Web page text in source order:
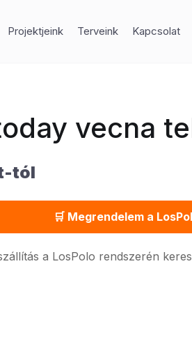
Projektjeink Terveink Kapcsolat
vecna
tól
🛒 Megrendelem a
a LosPolo rendszerén